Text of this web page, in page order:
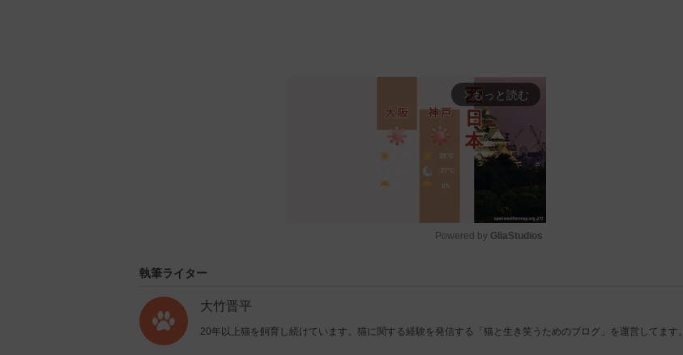
arrow_forward_ios もっと読む
t
Powered by GliaStudios
執筆ライター
大竹晋平
20年以上猫を飼育し続けています。猫に関する経験を発信する「猫と生き笑うためのブログ」を運営してます。